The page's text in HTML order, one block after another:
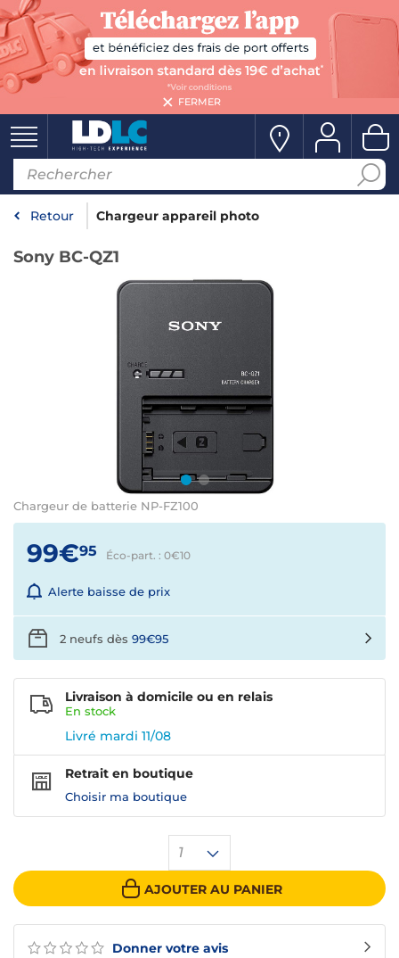
FERMER
Retour Chargeur appareil photo
Sony BC-QZ1
Chargeur de batterie NP-FZ100
Donner votre avis
99€95 Éco-part. : 0€10
Alerte baisse de prix
1
AJOUTER AU PANIER
Livraison à domicile ou en relais
En stock
Livré mardi 11/08
Retrait en boutique
Choisir ma boutique
2 neufs dès 99€95